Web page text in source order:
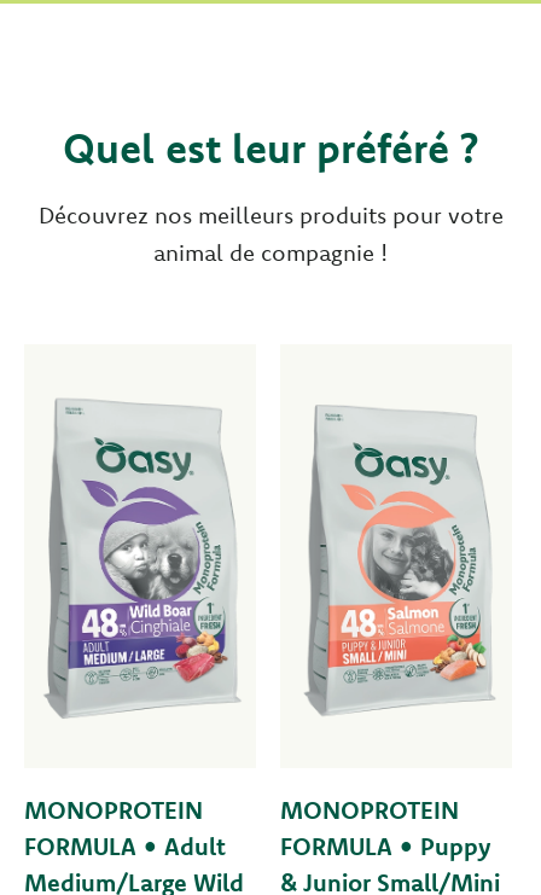
Quel est leur préféré ?
Découvrez nos meilleurs produits pour votre
animal de compagnie !
MONOPROTEIN
FORMULA • Adult
Medium/Large Wild
MONOPROTEIN
FORMULA • Puppy
& Junior Small/Mini